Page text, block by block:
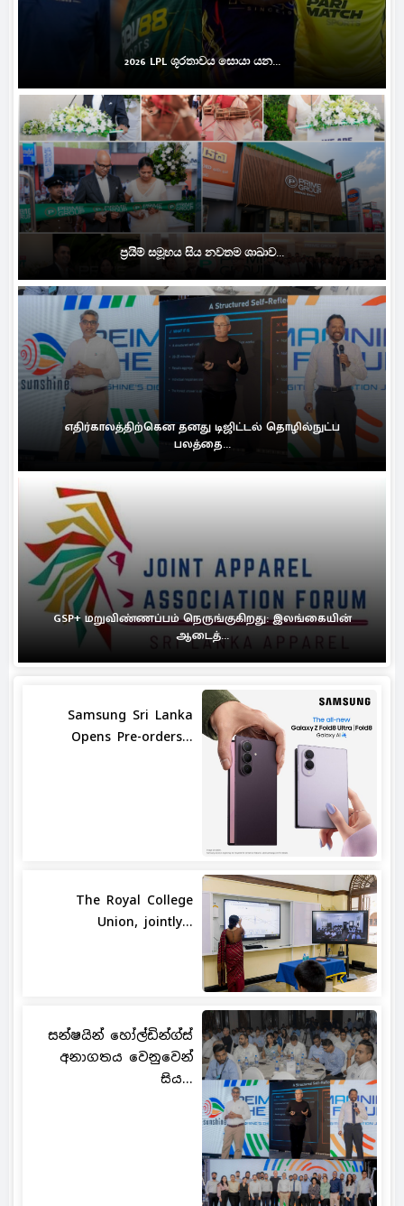
2026 LPL ශූරතාවය සොයා යන...
ප්‍රයිම් සමූහය සිය නවතම ශාඛාව...
எதிர்காலத்திற்கென தனது டிஜிட்டல் தொழில்நுட்ப
பலத்தை...
GSP+ மறுவிண்ணப்பம் நெருங்குகிறது: இலங்கையின்
ஆடைத்...
Samsung Sri Lanka
Opens Pre-orders...
The Royal College
Union, jointly...
සන්ෂයින් හෝල්ඩින්ග්ස්
අනාගතය වෙනුවෙන්
සිය...